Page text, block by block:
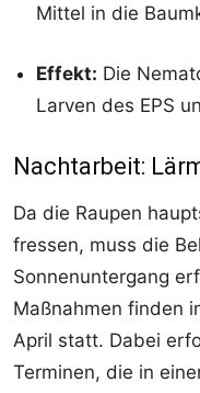
Mittel in die
Effekt: Die
Larven des EPS
Nachtarbeit:
Da die Raupen
fressen, muss die
Sonnenuntergang
Maßnahmen finden
April statt. Dabei
Terminen, die in